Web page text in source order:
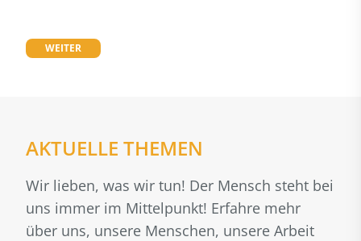
WEITER
AKTUELLE THEMEN
Wir lieben, was wir tun! Der Mensch steht bei
uns immer im Mittelpunkt! Erfahre mehr
über uns, unsere Menschen, unsere Arbeit